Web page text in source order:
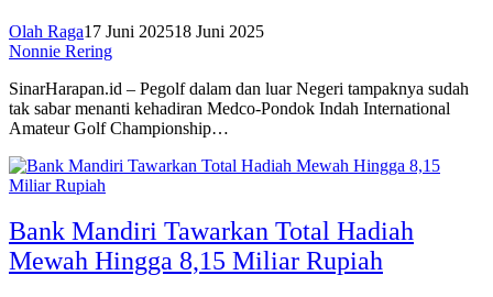
Olah Raga17 Juni 202518 Juni 2025
Nonnie Rering
SinarHarapan.id – Pegolf dalam dan luar Negeri tampaknya sudah
tak sabar menanti kehadiran Medco-Pondok Indah International
Amateur Golf Championship…
Bank Mandiri Tawarkan Total Hadiah
Mewah Hingga 8,15 Miliar Rupiah